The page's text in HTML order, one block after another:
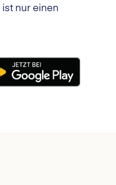
nur einen